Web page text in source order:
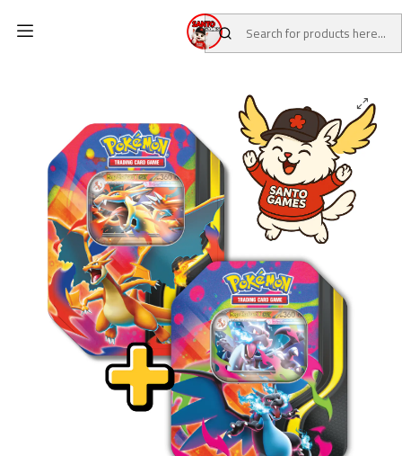
TCG CARDS POKEMON TCG
POKEMON TCG MEGA CHARIZARD X-Y TIN ENG (PAR)